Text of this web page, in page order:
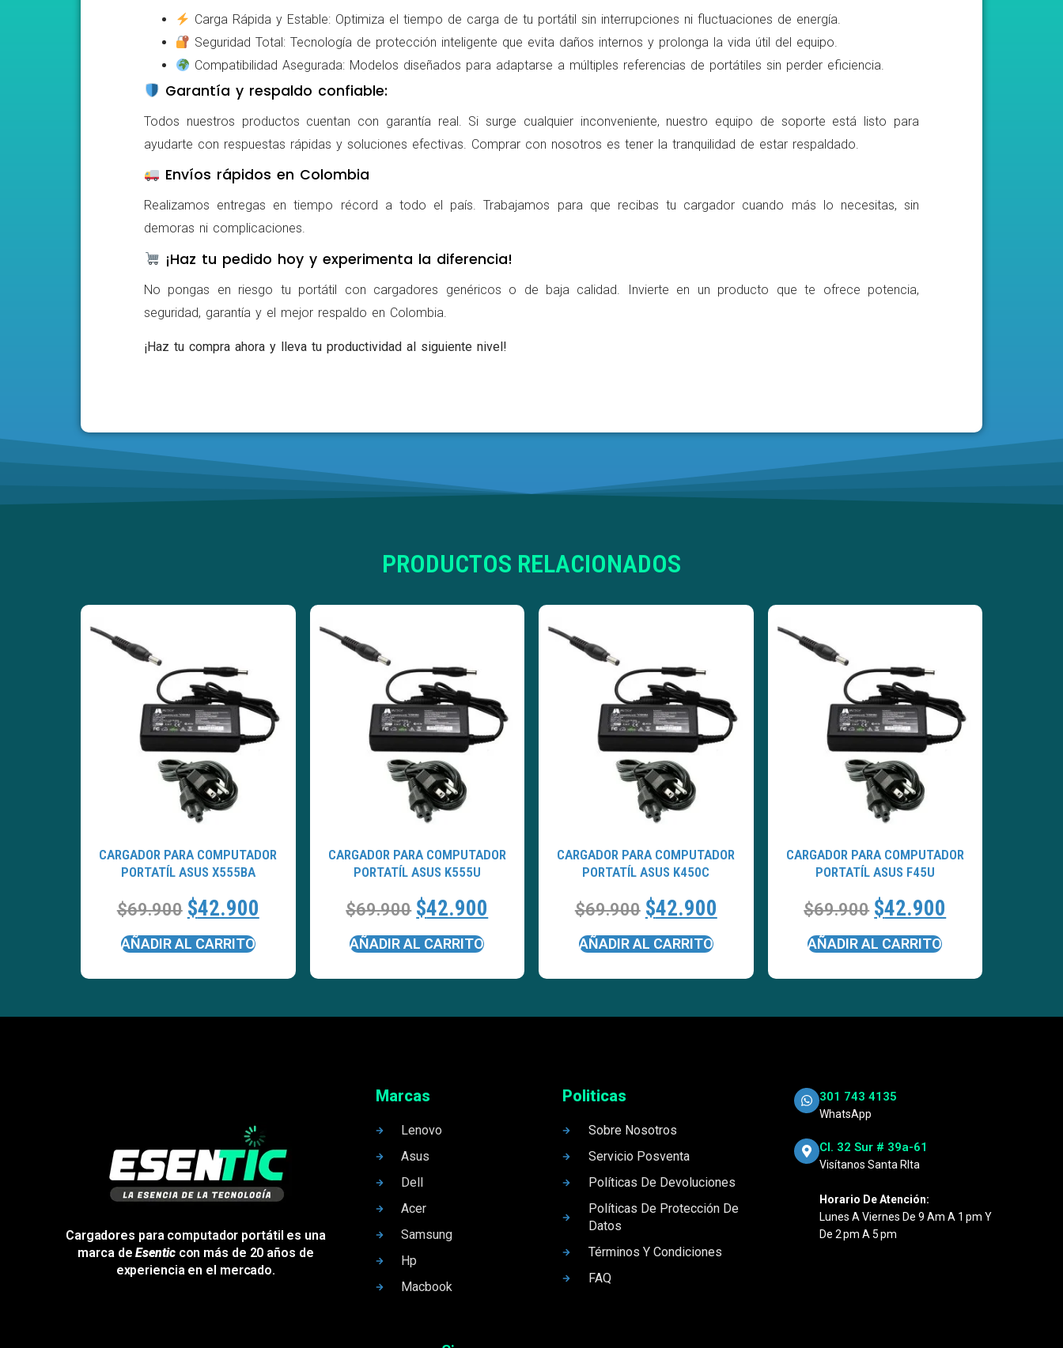
Carga Rápida y Estable: Optimiza el tiempo de carga de tu portátil sin interrupciones ni fluctuaciones de energía.
Seguridad Total: Tecnología de protección inteligente que evita daños internos y prolonga la vida útil del equipo.
Compatibilidad Asegurada: Modelos diseñados para adaptarse a múltiples referencias de portátiles sin perder eficiencia.
Garantía y respaldo confiable:
Todos nuestros productos cuentan con garantía real. Si surge cualquier inconveniente, nuestro equipo de soporte está listo para
ayudarte con respuestas rápidas y soluciones efectivas. Comprar con nosotros es tener la tranquilidad de estar respaldado.
Envíos rápidos en Colombia
Realizamos entregas en tiempo récord a todo el país. Trabajamos para que recibas tu cargador cuando más lo necesitas, sin
demoras ni complicaciones.
¡Haz tu pedido hoy y experimenta la diferencia!
No pongas en riesgo tu portátil con cargadores genéricos o de baja calidad. Invierte en un producto que te ofrece potencia,
seguridad, garantía y el mejor respaldo en Colombia.
¡Haz tu compra ahora y lleva tu productividad al siguiente nivel!
PRODUCTOS RELACIONADOS
CARGADOR PARA COMPUTADOR
PORTATÍL ASUS X555BA
$69.900 $42.900
AÑADIR AL CARRITO
CARGADOR PARA COMPUTADOR
PORTATÍL ASUS K555U
$69.900 $42.900
AÑADIR AL CARRITO
CARGADOR PARA COMPUTADOR
PORTATÍL ASUS K450C
$69.900 $42.900
AÑADIR AL CARRITO
CARGADOR PARA COMPUTADOR
PORTATÍL ASUS F45U
$69.900 $42.900
AÑADIR AL CARRITO
Cargadores para computador portátil es una
marca deEsenticcon más de 20 años de
experiencia en el mercado.
Marcas
Lenovo
Asus
Dell
Acer
Samsung
Hp
Macbook
Politicas
Sobre Nosotros
Servicio Posventa
Políticas De Devoluciones
Políticas De Protección De
Datos
Términos Y Condiciones
FAQ
301 743 4135
WhatsApp
Cl. 32 Sur # 39a-61
Visítanos Santa RIta
Horario De Atención:
Lunes A Viernes De 9 Am A 1 Pm Y
De 2 Pm A 5 Pm